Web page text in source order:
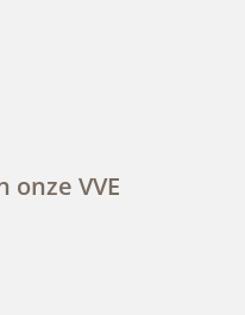
onze VVE